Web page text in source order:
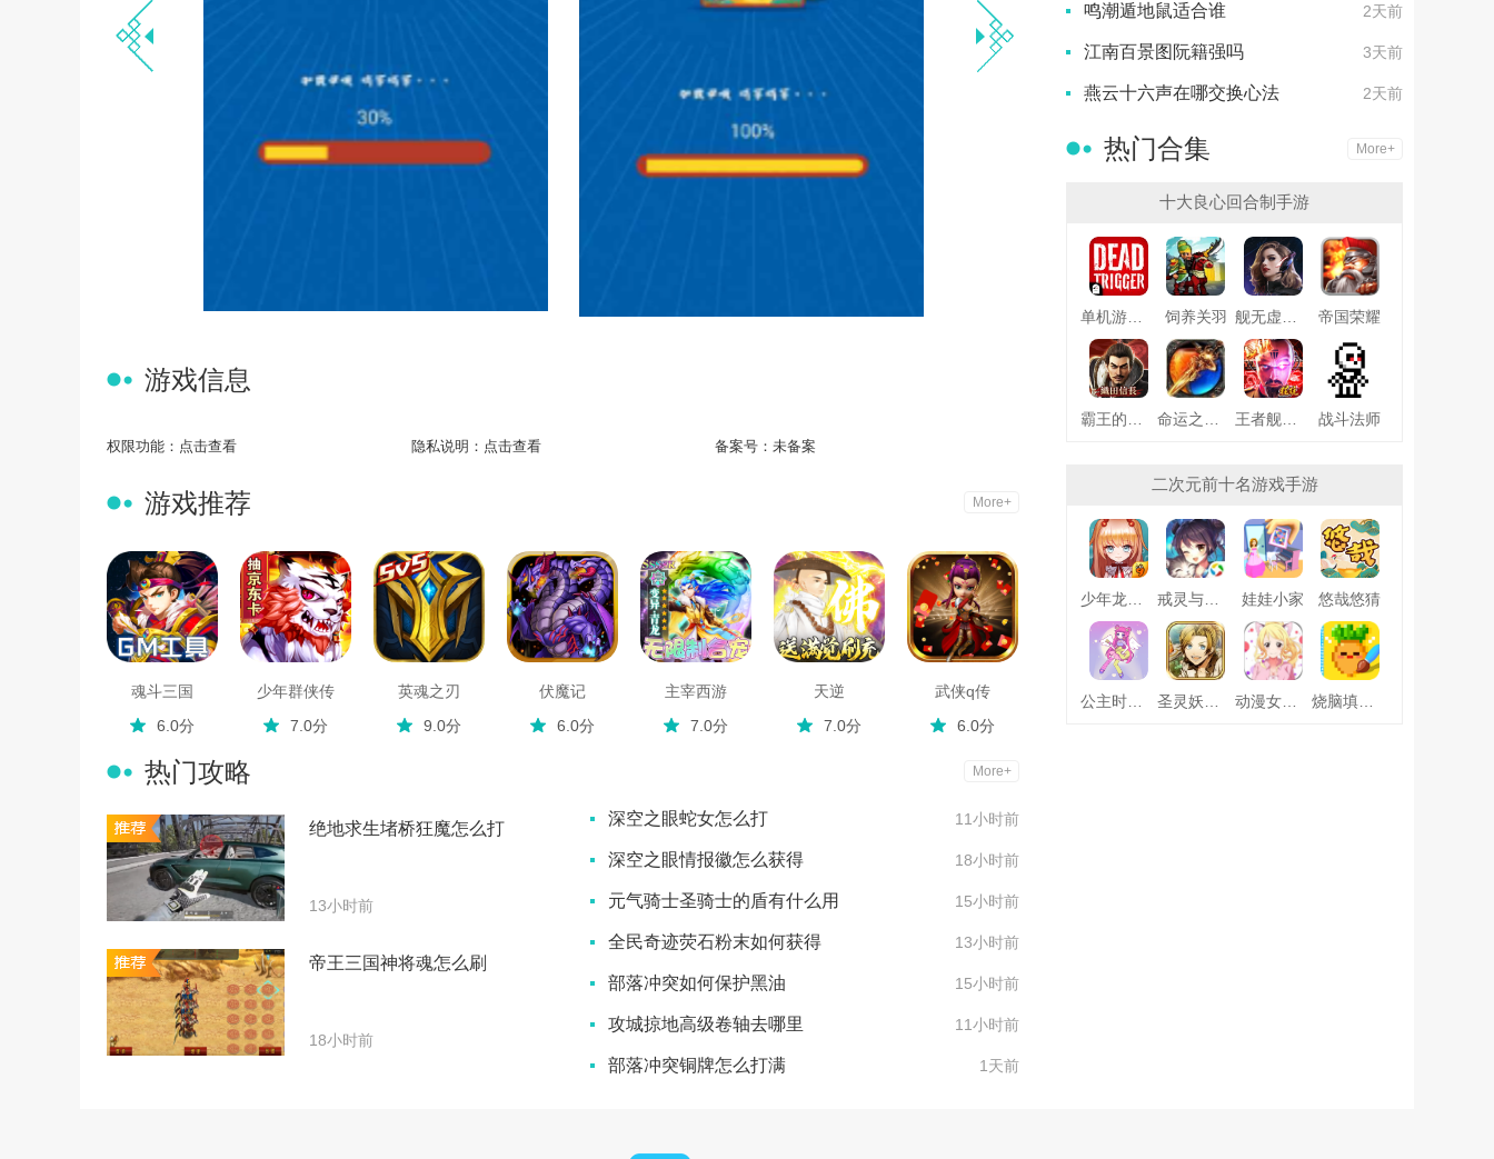
游戏信息
权限功能： 点击查看 隐私说明： 点击查看 备案号：未备案
游戏推荐 More+
魂斗三国
6.0分
少年群侠传
7.0分
英魂之刃
9.0分
伏魔记
6.0分
主宰西游
7.0分
天逆
7.0分
武侠q传
6.0分
热门攻略 More+
绝地求生堵桥狂魔怎么打
13小时前
帝王三国神将魂怎么刷
18小时前
深空之眼蛇女怎么打 11小时前
深空之眼情报徽怎么获得 18小时前
元气骑士圣骑士的盾有什么用 15小时前
全民奇迹荧石粉末如何获得 13小时前
部落冲突如何保护黑油 15小时前
攻城掠地高级卷轴去哪里 11小时前
部落冲突铜牌怎么打满 1天前
鸣潮遁地鼠适合谁 2天前
江南百景图阮籍强吗 3天前
燕云十六声在哪交换心法 2天前
热门合集 More+
十大良心回合制手游
饲养关羽 帝国荣耀
王者舰队变态版 战斗法师
二次元前十名游戏手游
娃娃小家 悠哉悠猜
动漫女友创造 烧脑填色游戏